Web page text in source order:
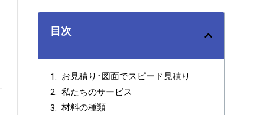
目次
お見積り･図面でスピード見積り
私たちのサービス
材料の種類